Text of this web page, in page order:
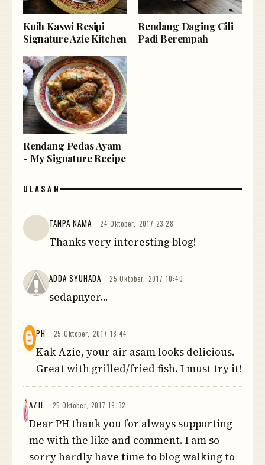
Kuih Kaswi Resipi
Signature Azie Kitchen
Rendang Daging Cili
Padi Berempah
Rendang Pedas Ayam
- My Signature Recipe
ULASAN
TANPA NAMA 24 Oktober, 2017 23:28
Thanks very interesting blog!
ADDA SYUHADA 25 Oktober, 2017 10:40
sedapnyer...
PH 25 Oktober, 2017 18:44
Kak Azie, your air asam looks delicious.
Great with grilled/fried fish. I must try it!
AZIE 25 Oktober, 2017 19:32
Dear PH thank you for always supporting
me with the like and comment. I am so
sorry hardly have time to blog walking to